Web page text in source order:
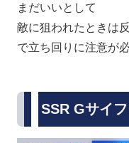
まだいいとして
敵に狙われたときは
で立ち回りに注意が
SSR Gサイ